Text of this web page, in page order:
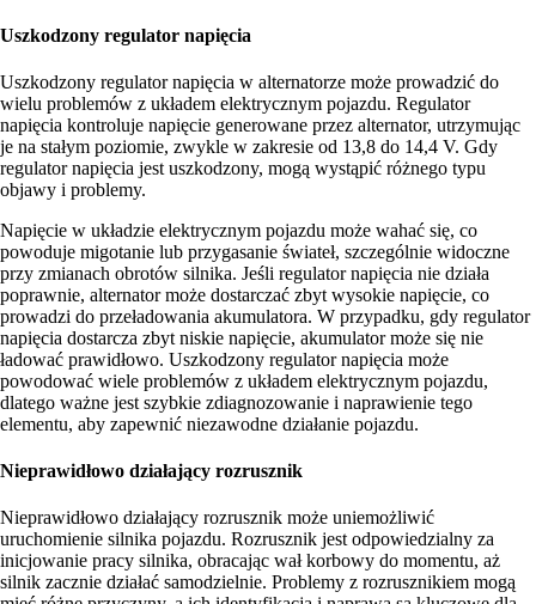
Uszkodzony regulator napięcia
Uszkodzony regulator napięcia w alternatorze może prowadzić do
wielu problemów z układem elektrycznym pojazdu. Regulator
napięcia kontroluje napięcie generowane przez alternator, utrzymując
je na stałym poziomie, zwykle w zakresie od 13,8 do 14,4 V. Gdy
regulator napięcia jest uszkodzony, mogą wystąpić różnego typu
objawy i problemy.
Napięcie w układzie elektrycznym pojazdu może wahać się, co
powoduje migotanie lub przygasanie świateł, szczególnie widoczne
przy zmianach obrotów silnika. Jeśli regulator napięcia nie działa
poprawnie, alternator może dostarczać zbyt wysokie napięcie, co
prowadzi do przeładowania akumulatora. W przypadku, gdy regulator
napięcia dostarcza zbyt niskie napięcie, akumulator może się nie
ładować prawidłowo. Uszkodzony regulator napięcia może
powodować wiele problemów z układem elektrycznym pojazdu,
dlatego ważne jest szybkie zdiagnozowanie i naprawienie tego
elementu, aby zapewnić niezawodne działanie pojazdu.
Nieprawidłowo działający rozrusznik
Nieprawidłowo działający rozrusznik może uniemożliwić
uruchomienie silnika pojazdu. Rozrusznik jest odpowiedzialny za
inicjowanie pracy silnika, obracając wał korbowy do momentu, aż
silnik zacznie działać samodzielnie. Problemy z rozrusznikiem mogą